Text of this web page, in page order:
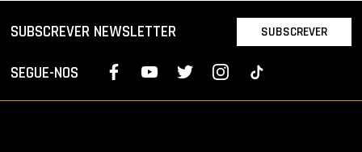
SUBSCREVER NEWSLETTER SUBSCREVER
SEGUE-NOS